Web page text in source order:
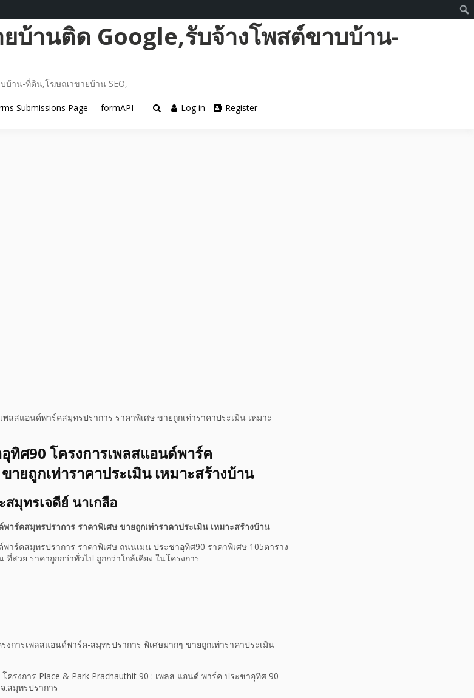
บ้านติด Google,รับจ้างโพสต์ขาบบ้าน-
บ้าน-ที่ดิน,โฆษณาขายบ้าน SEO,
Submissions Page formAPI Log in Register
สแอนด์พาร์คสมุทรปราการ ราคาพิเศษ ขายถูกเท่าราคาประเมิน เหมาะ
ศ90 โครงการเพลสแอนด์พาร์ค
ายถูกเท่าราคาประเมิน เหมาะสร้างบ้าน
มุทรเจดีย์ นาเกลือ
ร์คสมุทรปราการ ราคาพิเศษ ขายถูกเท่าราคาประเมิน เหมาะสร้างบ้าน
าร์คสมุทรปราการ ราคาพิเศษ ถนนเมน ประชาอุทิศ90 ราคาพิเศษ 105ตาราง
ที่สวย ราคาถูกกว่าทั่วไป ถูกกว่าใกล้เคียง ในโครงการ
การเพลสแอนด์พาร์ค-สมุทรปราการ พิเศษมากๆ ขายถูกเท่าราคาประเมิน
ครงการ Place & Park Prachauthit 90 : เพลส แอนด์ พาร์ค ประชาอุทิศ 90
.สมุทรปราการ